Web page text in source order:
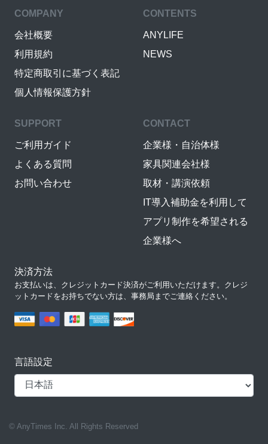
COMPANY
会社概要
利用規約
特定商取引に基づく表記
個人情報保護方針
CONTENTS
ANYLIFE
NEWS
SUPPORT
ご利用ガイド
よくある質問
お問い合わせ
CONTACT
企業様・自治体様
家具関連会社様
取材・講演依頼
IT導入補助金を利用して
アプリ制作を希望される
企業様へ
決済方法
お支払いは、クレジットカード決済がご利用いただけます。クレジ
ットカードをお持ちでない方は、事務局までご連絡ください。
言語設定
© AnyTimes Inc. All Rights Reserved